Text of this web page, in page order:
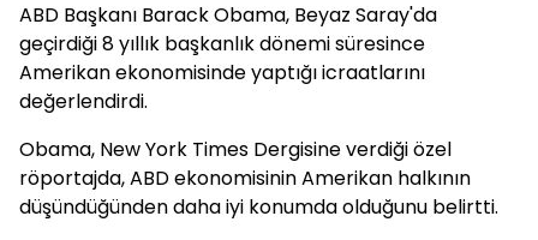
ABD Başkanı Barack Obama, Beyaz Saray'da
geçirdiği 8 yıllık başkanlık dönemi süresince
Amerikan ekonomisinde yaptığı icraatlarını
değerlendirdi.
Obama, New York Times Dergisine verdiği özel
röportajda, ABD ekonomisinin Amerikan halkının
düşündüğünden daha iyi konumda olduğunu belirtti.